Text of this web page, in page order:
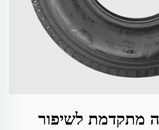
מתקדמת לשיפור